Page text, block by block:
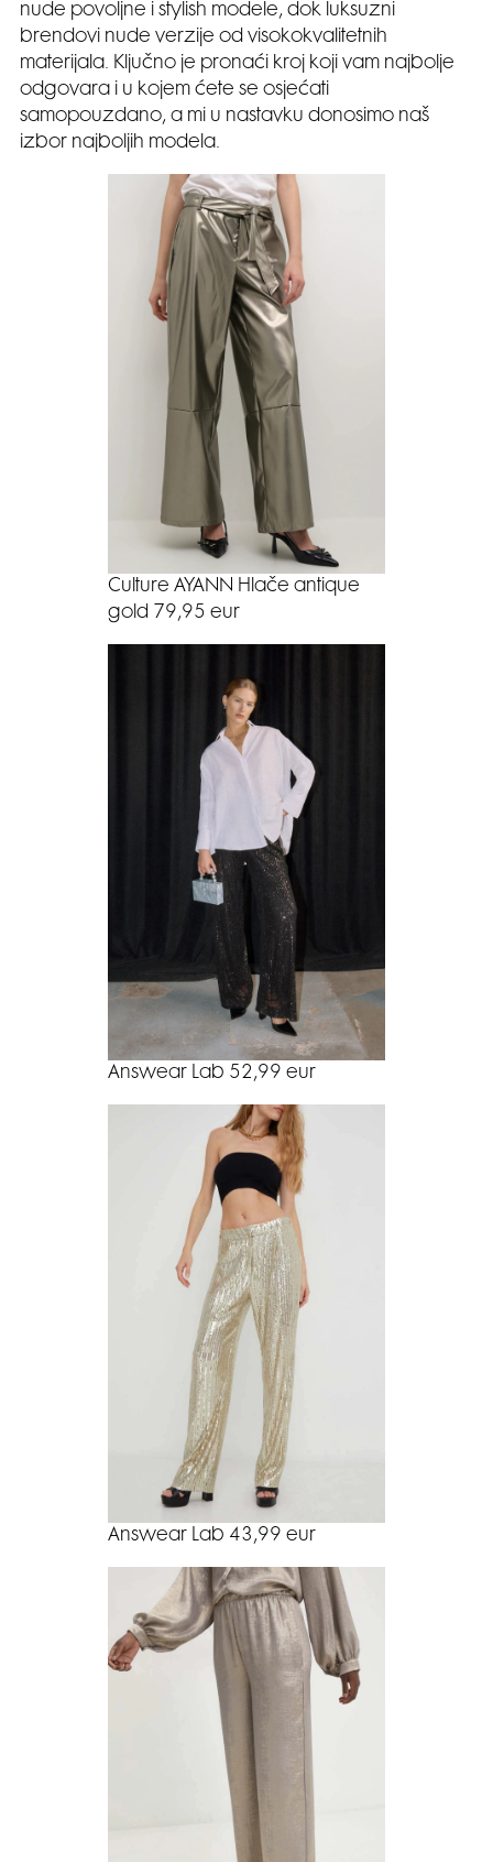
nude povoljne i stylish modele, dok luksuzni
brendovi nude verzije od visokokvalitetnih
materijala. Ključno je pronaći kroj koji vam najbolje
odgovara i u kojem ćete se osjećati
samopouzdano, a mi u nastavku donosimo naš
izbor najboljih modela.
Culture AYANN Hlače antique
gold 79,95 eur
Answear Lab 52,99 eur
Answear Lab 43,99 eur